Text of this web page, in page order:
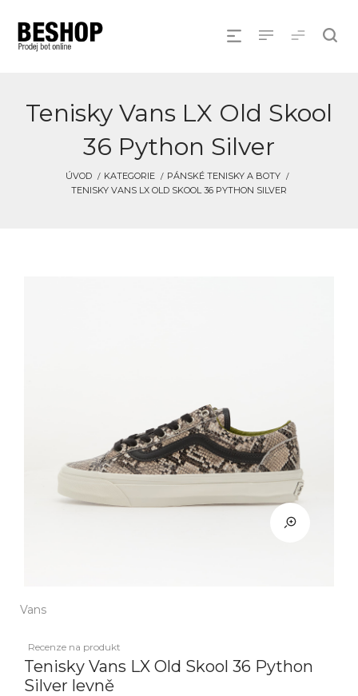
Tenisky Vans LX Old Skool
36 Python Silver
ÚVOD KATEGORIE
PÁNSKÉ TENISKY A BOTY
TENISKY VANS LX OLD SKOOL 36 PYTHON SILVER
Vans
Recenze na produkt
Tenisky Vans LX Old Skool 36 Python
Silver levně